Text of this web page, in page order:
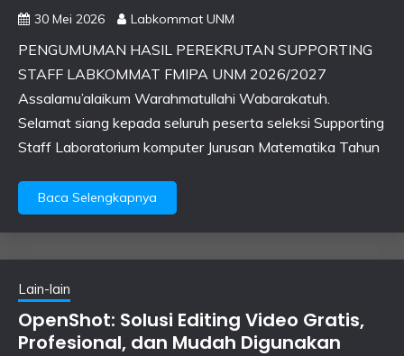
30 Mei 2026 Labkommat UNM
PENGUMUMAN HASIL PEREKRUTAN SUPPORTING
STAFF LABKOMMAT FMIPA UNM 2026/2027
Assalamu’alaikum Warahmatullahi Wabarakatuh.
Selamat siang kepada seluruh peserta seleksi Supporting
Staff Laboratorium komputer Jurusan Matematika Tahun
Baca Selengkapnya
Lain-lain
OpenShot: Solusi Editing Video Gratis,
Profesional, dan Mudah Digunakan